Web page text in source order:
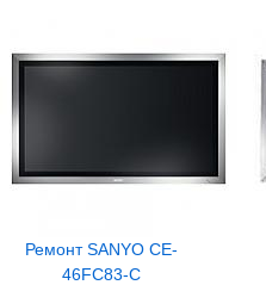
Ремонт SANYO CE-
46FC83-C